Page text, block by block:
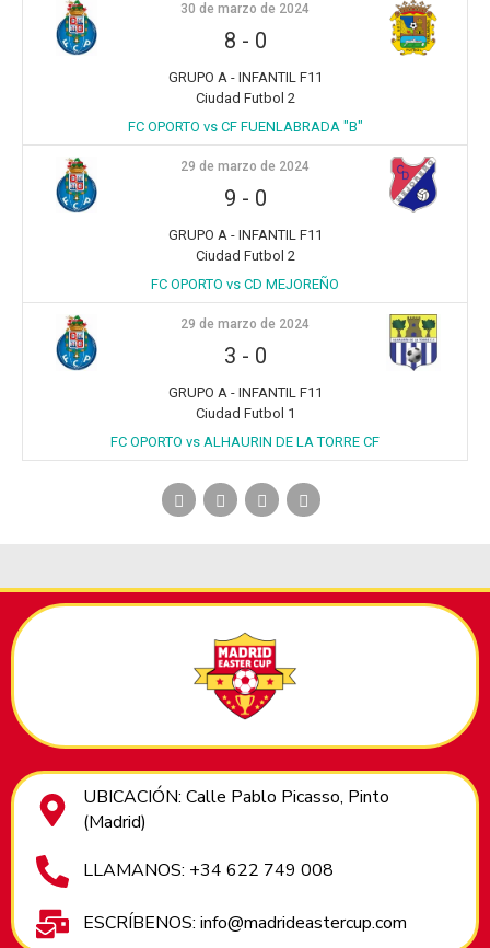
30 de marzo de 2024
8 - 0
GRUPO A - INFANTIL F11
Ciudad Futbol 2
FC OPORTO vs CF FUENLABRADA "B"
29 de marzo de 2024
9 - 0
GRUPO A - INFANTIL F11
Ciudad Futbol 2
FC OPORTO vs CD MEJOREÑO
29 de marzo de 2024
3 - 0
GRUPO A - INFANTIL F11
Ciudad Futbol 1
FC OPORTO vs ALHAURIN DE LA TORRE CF
UBICACIÓN: Calle Pablo Picasso, Pinto
(Madrid)
LLAMANOS: +34 622 749 008
ESCRÍBENOS: info@madrideastercup.com